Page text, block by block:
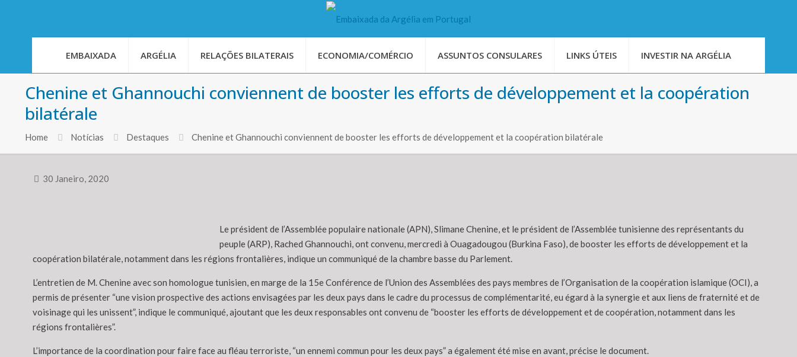
EMBAIXADA ARGÉLIA RELAÇÕES BILATERAIS ECONOMIA/COMÉRCIO ASSUNTOS CONSULARES LINKS ÚTEIS INVESTIR NA ARGÉLIA
Chenine et Ghannouchi conviennent de booster les efforts de développement et la coopération
bilatérale
Home Notícias Destaques Chenine et Ghannouchi conviennent de booster les efforts de développement et la coopération bilatérale
30 Janeiro, 2020
Le président de l’Assemblée populaire nationale (APN), Slimane Chenine, et le président de l’Assemblée tunisienne des représentants du
peuple (ARP), Rached Ghannouchi, ont convenu, mercredi à Ouagadougou (Burkina Faso), de booster les efforts de développement et la
coopération bilatérale, notamment dans les régions frontalières, indique un communiqué de la chambre basse du Parlement.
L’entretien de M. Chenine avec son homologue tunisien, en marge de la 15e Conférence de l’Union des Assemblées des pays membres de l’Organisation de la coopération islamique (OCI), a
permis de présenter “une vision prospective des actions envisagées par les deux pays dans le cadre du processus de complémentarité, eu égard à la synergie et aux liens de fraternité et de
voisinage qui les unissent”, indique le communiqué, ajoutant que les deux responsables ont convenu de “booster les efforts de développement et de coopération, notamment dans les
régions frontalières”.
L’importance de la coordination pour faire face au fléau terroriste, “un ennemi commun pour les deux pays” a également été mise en avant, précise le document.